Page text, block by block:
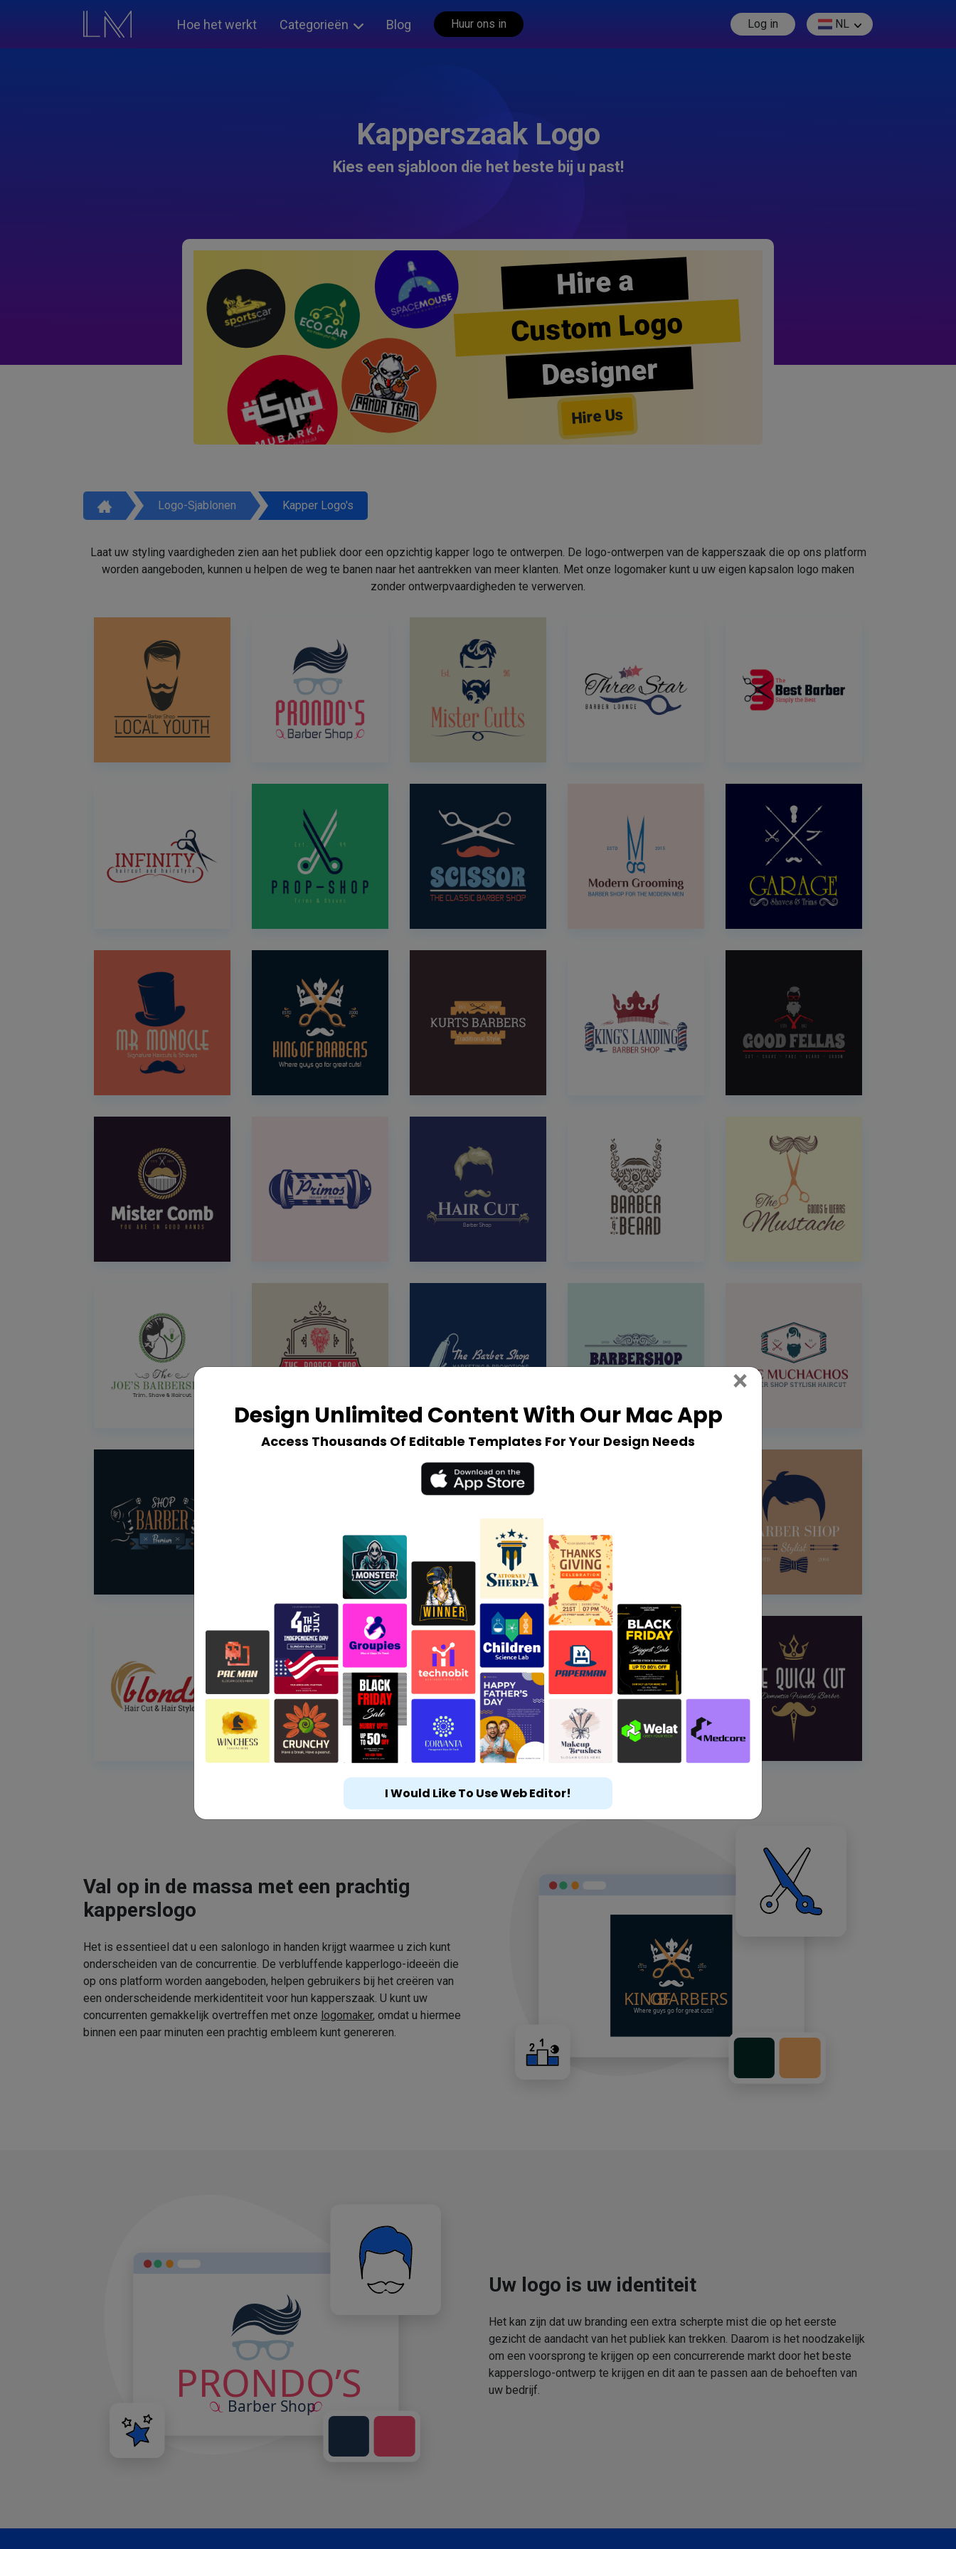
Hoe het werkt Categorieën Blog Huur ons in Log in NL
Kapperszaak Logo
Kies een sjabloon die het beste bij u past!
Hire a
Custom Logo
Designer
Hire Us
Logo-Sjablonen Kapper Logo's
Laat uw styling vaardigheden zien aan het publiek door een opzichtig kapper logo te ontwerpen. De logo-ontwerpen van de kapperszaak die op ons platform
worden aangeboden, kunnen u helpen de weg te banen naar het aantrekken van meer klanten. Met onze logomaker kunt u uw eigen kapsalon logo maken
zonder ontwerpvaardigheden te verwerven.
Val op in de massa met een prachtig
kapperslogo
Het is essentieel dat u een salonlogo in handen krijgt waarmee u zich kunt
onderscheiden van de concurrentie. De verbluffende kapperlogo-ideeën die
op ons platform worden aangeboden, helpen gebruikers bij het creëren van
een onderscheidende merkidentiteit voor hun kapperszaak. U kunt uw
concurrenten gemakkelijk overtreffen met onze logomaker, omdat u hiermee
binnen een paar minuten een prachtig embleem kunt genereren.
Uw logo is uw identiteit
Het kan zijn dat uw branding een extra scherpte mist die op het eerste
gezicht de aandacht van het publiek kan trekken. Daarom is het noodzakelijk
om een voorsprong te krijgen op een concurrerende markt door het beste
kapperslogo-ontwerp te krijgen en dit aan te passen aan de behoeften van
uw bedrijf.
Design Unlimited Content With Our Mac App
Access Thousands Of Editable Templates For Your Design Needs
× Close
I Would Like To Use Web Editor!